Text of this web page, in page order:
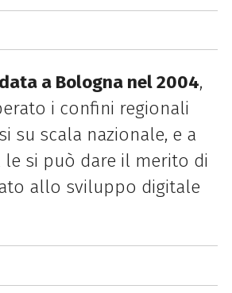
a Bologna nel 2004,
i confini regionali
su scala nazionale, e a
le si può dare il merito di
allo sviluppo digitale